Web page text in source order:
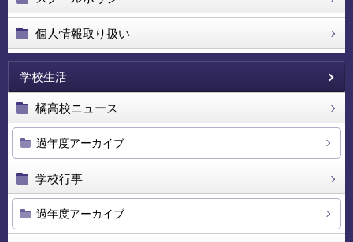
個人情報取り扱い
学校生活
橘高校ニュース
過年度アーカイブ
学校行事
過年度アーカイブ